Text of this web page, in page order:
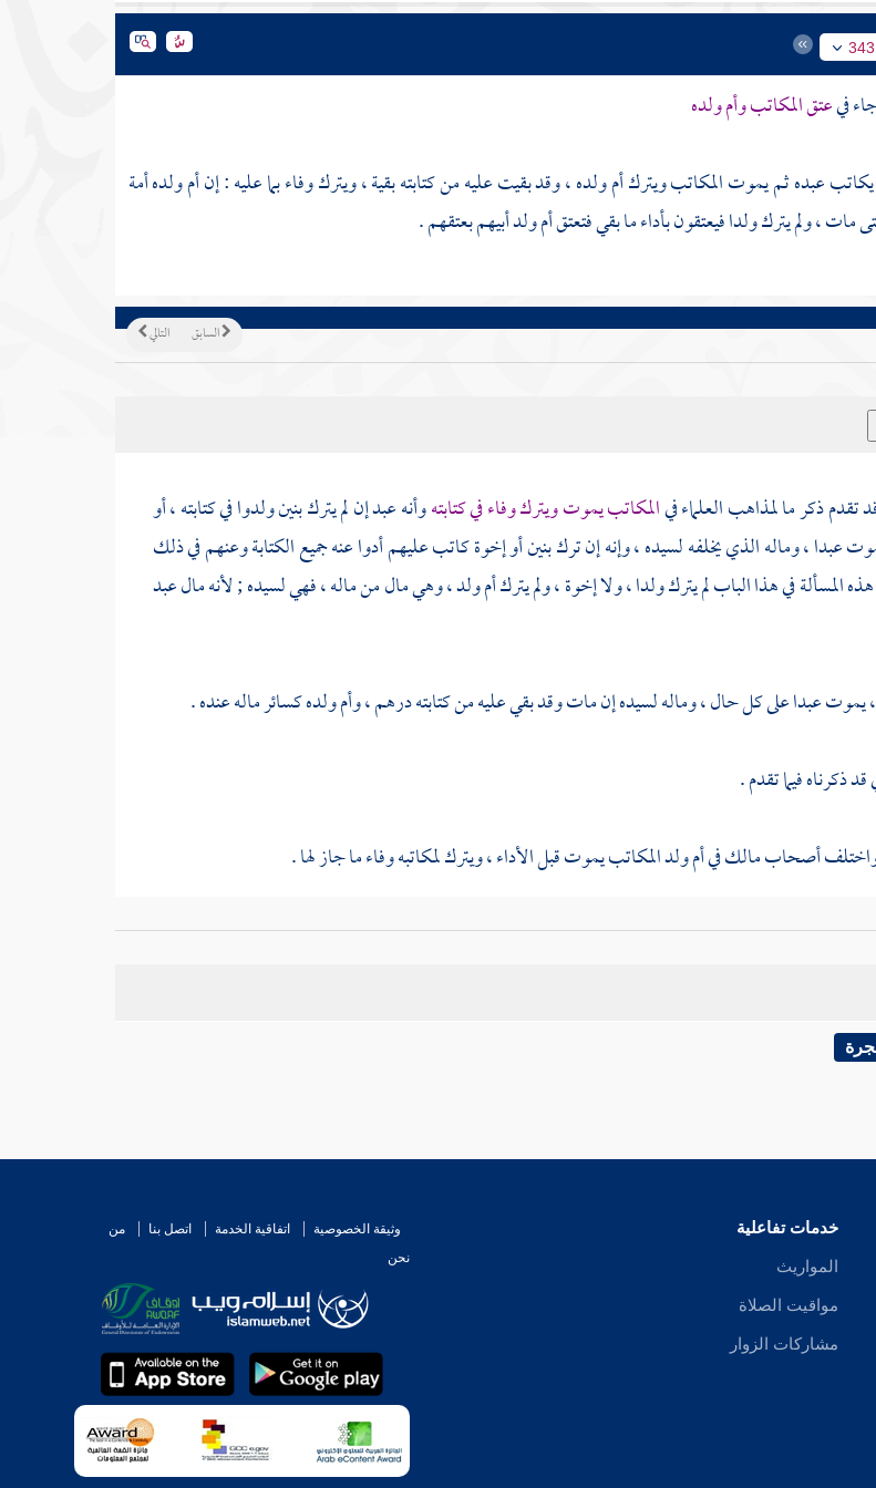
343
عتق المكاتب وأم ولده
عبده ثم يموت المكاتب ويترك أم ولده ، وقد بقيت عليه من كتابته بقية ، ويترك وفاء بما عليه : إن أم ولده أمة
مات ، ولم يترك ولدا فيعتقون بأداء ما بقي فتعتق أم ولد أبيهم بعتقهم .
التالي السابق
تقدم ذكر ما لمذاهب العلماء فيالمكاتب يموت ويترك وفاء في كتابتهوأنه عبد إن لم يترك بنين ولدوا في كتابته ، أو
عبدا ، وماله الذي يخلفه لسيده ، وإنه إن ترك بنين أو إخوة كاتب عليهم أدوا عنه جميع الكتابة وعنهم في ذلك
المسألة في هذا الباب لم يترك ولدا ، ولا إخوة ، ولم يترك أم ولد ، وهي مال من ماله ، فهي لسيده ; لأنه مال عبد
، يموت عبدا على كل حال ، وماله لسيده إن مات وقد بقي عليه من كتابته درهم ، وأم ولده كسائر ماله عنده .
مالكفي أم ولد المكاتب يموت قبل الأداء ، ويترك لمكاتبه وفاء ما جاز لها .
: إن كان معها ولد عتقت ، وإن لم يكن معها ولد فهي رقيق إذا ترك المكاتب وفاء .
خدمات تفاعلية
المواريث
مواقيت الصلاة
مشاركات الزوار
وثيقة الخصوصية اتفاقية الخدمة اتصل بنا
من
نحن